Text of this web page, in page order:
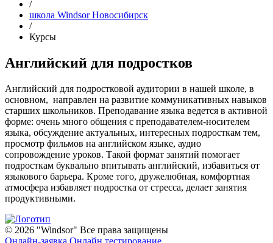
/
школа Windsor Новосибирск
/
Курсы
Английский для подростков
Английский для подростковой аудитории в нашей школе, в
основном, направлен на развитие коммуникативных навыков
старших школьников. Преподавание языка ведется в активной
форме: очень много общения с преподавателем-носителем
языка, обсуждение актуальных, интересных подросткам тем,
просмотр фильмов на английском языке, аудио
сопровождение уроков. Такой формат занятий помогает
подросткам буквально впитывать английский, избавиться от
языкового барьера. Кроме того, дружелюбная, комфортная
атмосфера избавляет подростка от стресса, делает занятия
продуктивными.
© 2026 "Windsor" Все права защищены
Онлайн-заявка Онлайн тестирование